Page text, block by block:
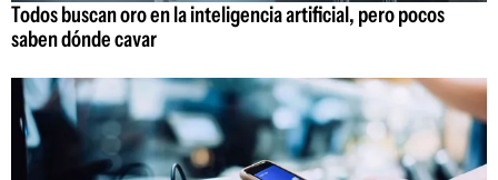
Todos buscan oro en la inteligencia artificial, pero pocos
saben dónde cavar